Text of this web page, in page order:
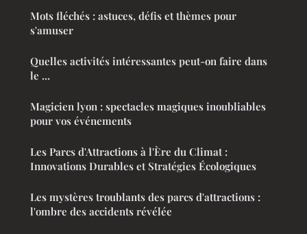
Mots fléchés : astuces, défis et thèmes pour
s'amuser
Quelles activités intéressantes peut-on faire dans
le ...
Magicien lyon : spectacles magiques inoubliables
pour vos événements
Les Parcs d'Attractions à l'Ère du Climat :
Innovations Durables et Stratégies Écologiques
Les mystères troublants des parcs d'attractions :
l'ombre des accidents révélée